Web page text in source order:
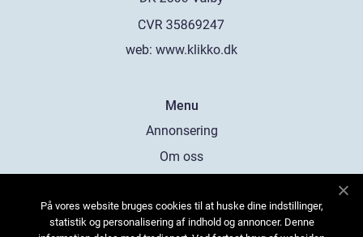
web: www.klikko.dk
Menu
Annonsering
Om oss
Kontakta oss
På vores website bruges cookies til at huske dine indstillinger,
statistik og personalisering af indhold og annoncer. Denne